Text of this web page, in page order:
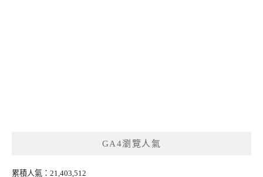
GA4瀏覽人氣
累積人氣：21,403,512